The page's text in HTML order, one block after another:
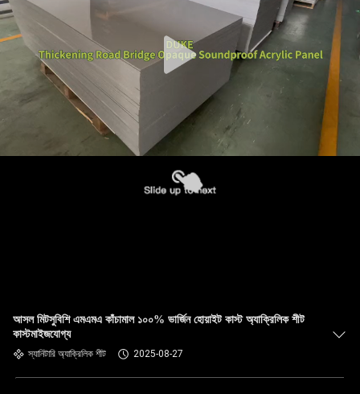
আসল মিটসুবিশি এমএমএ কাঁচামাল ১০০% ভার্জিন হোয়াইট কাস্ট অ্যাক্রিলিক শীট
কাস্টমাইজযোগ্য
স্যানিটারি অ্যাক্রিলিক শীট 2025-08-27